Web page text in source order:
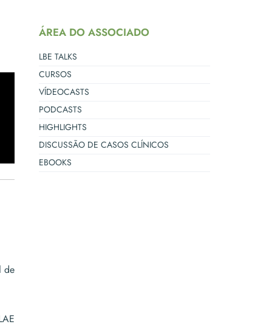
de
ÁREA DO ASSOCIADO
LBE TALKS
CURSOS
VÍDEOCASTS
PODCASTS
HIGHLIGHTS
DISCUSSÃO DE CASOS CLÍNICOS
EBOOKS